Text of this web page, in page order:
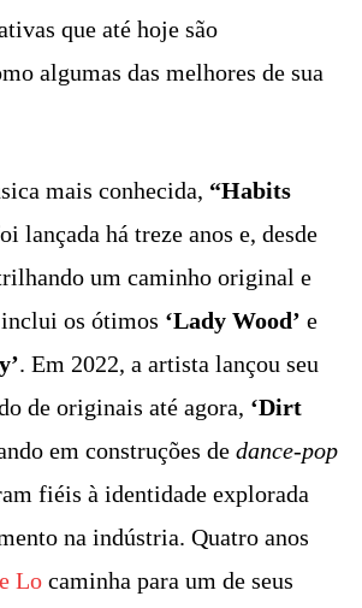
que até hoje são
algumas das melhores de sua
mais conhecida, “Habits
lançada há treze anos e, desde
um caminho original e
os ótimos ‘Lady Wood’ e
. Em 2022, a artista lançou seu
de originais até agora, ‘Dirt
em construções de dance-pop
fiéis à identidade explorada
na indústria. Quatro anos
Lo caminha para um de seus